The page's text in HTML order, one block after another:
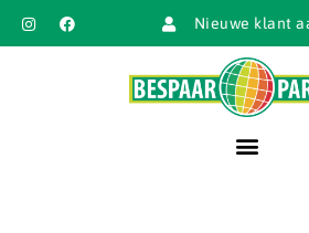
Nieuwe klant